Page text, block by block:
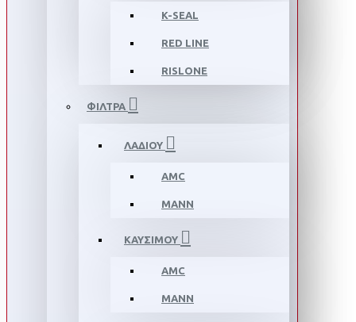
K-SEAL
RED LINE
RISLONE
ΦΙΛΤΡΑ
ΛΑΔΙΟΥ
AMC
MANN
ΚΑΥΣΙΜΟΥ
AMC
MANN